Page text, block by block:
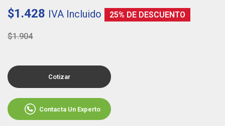
$1.428 IVA Incluido 25% DE DESCUENTO
$1.904
Cotizar
Contacta Un Experto